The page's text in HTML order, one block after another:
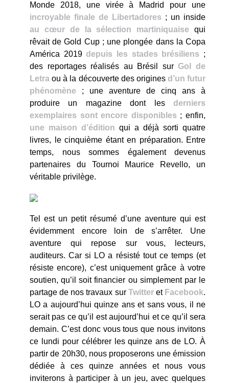
Monde 2018, une virée à Madrid pour une
incroyable finale de Libertadores ; un inside
au cœur de la sélection martiniquaise qui
rêvait de Gold Cup ; une plongée dans la Copa
América 2019depuis les stades brésiliens ;
des reportages réalisés au Brésil surGol de
Letra ou à la découverte des origines d’un futur
phénomène
; une aventure de cinq ans à
produire un magazine dont les derniers
exemplaires sont encore disponibles ; enfin,
une maison d’édition qui a déjà sorti quatre
livres, le cinquième étant en préparation. Entre
temps, nous sommes également devenus
partenaires du Tournoi Maurice Revello, un
véritable privilège.
Tel est un petit résumé d’une aventure qui est
évidemment encore loin de s’arrêter. Une
aventure qui repose sur vous, lecteurs,
auditeurs. Car si LO a résisté tout ce temps (et
résiste encore), c’est uniquement grâce à votre
soutien, qu’il soit financier ou simplement par le
partage de nos travaux sur Twitter et Facebook.
LO a aujourd’hui quinze ans et sans vous, il ne
serait pas ce qu’il est aujourd’hui et ce qu’il sera
demain. C’est donc vous tous que nous invitons
ce lundi pour célébrer les quinze ans de LO. À
partir de 20h30, nous proposerons une émission
dédiée à ces quinze années et nous vous
inviterons à participer à un jeu, avec quelques